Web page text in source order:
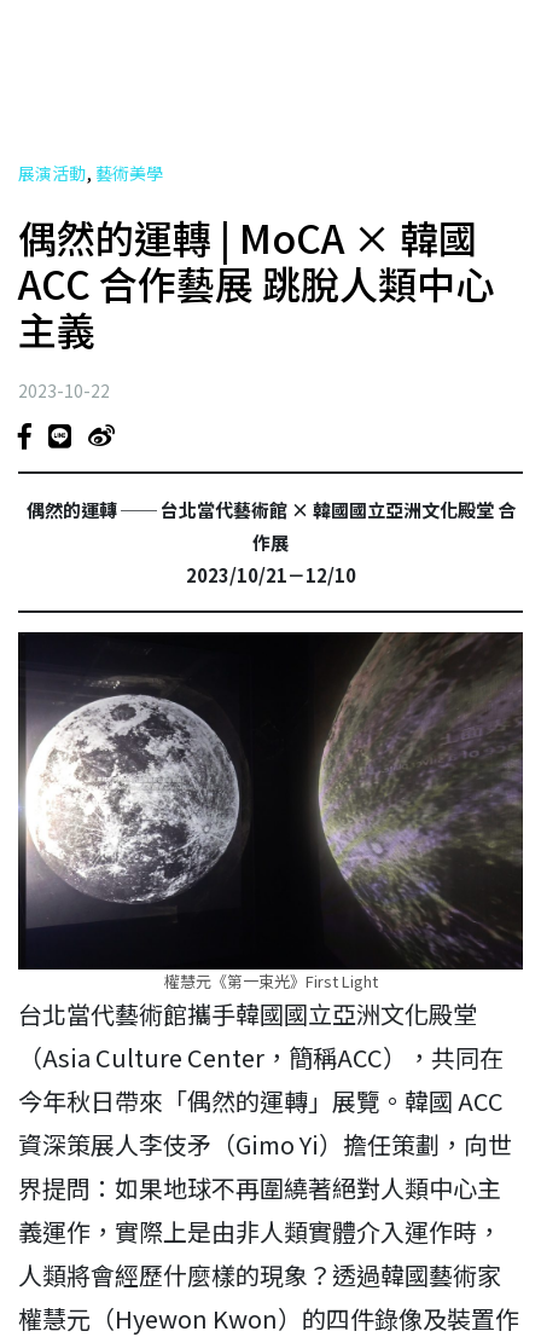
展演活動, 藝術美學
偶然的運轉 | MoCA × 韓國
ACC 合作藝展 跳脫人類中心
主義
2023-10-22
偶然的運轉 ── 台北當代藝術館 × 韓國國立亞洲文化殿堂 合
作展
2023/10/21－12/10
權慧元《第一束光》First Light
台北當代藝術館攜手韓國國立亞洲文化殿堂
（Asia Culture Center，簡稱ACC），共同在
今年秋日帶來「偶然的運轉」展覽。韓國 ACC
資深策展人李伎矛（Gimo Yi）擔任策劃，向世
界提問：如果地球不再圍繞著絕對人類中心主
義運作，實際上是由非人類實體介入運作時，
人類將會經歷什麼樣的現象？透過韓國藝術家
權慧元（Hyewon Kwon）的四件錄像及裝置作